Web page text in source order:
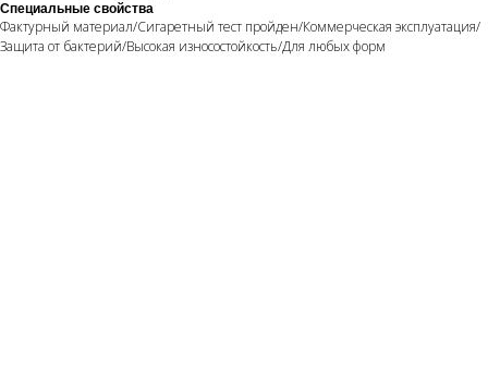
Специальные свойства
Фактурный материал/Сигаретный тест пройден/Коммерческая эксплуатация/
Защита от бактерий/Высокая износостойкость/Для любых форм